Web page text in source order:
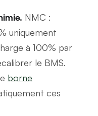
NMC :
uniquement
à 100% par
le BMS.
borne
ces